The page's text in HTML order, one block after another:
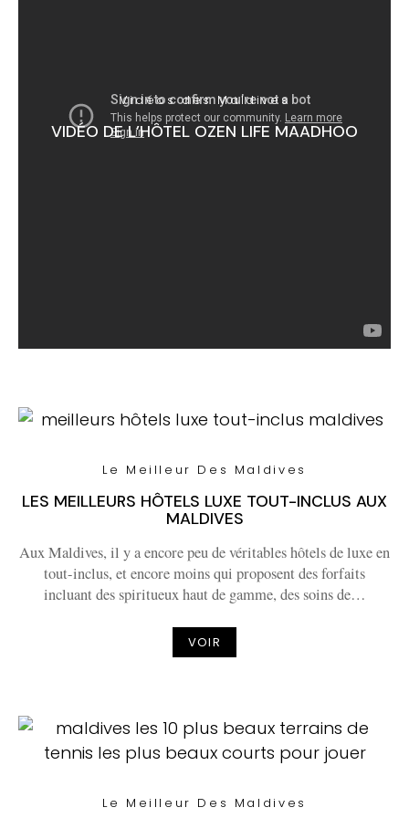
Vidéos des Maldives
VIDÉO DE L’HÔTEL OZEN LIFE MAADHOO
Le Meilleur Des Maldives
LES MEILLEURS HÔTELS LUXE TOUT-INCLUS AUX
MALDIVES
Aux Maldives, il y a encore peu de véritables hôtels de luxe en
tout-inclus, et encore moins qui proposent des forfaits
incluant des spiritueux haut de gamme, des soins de…
VOIR
Le Meilleur Des Maldives